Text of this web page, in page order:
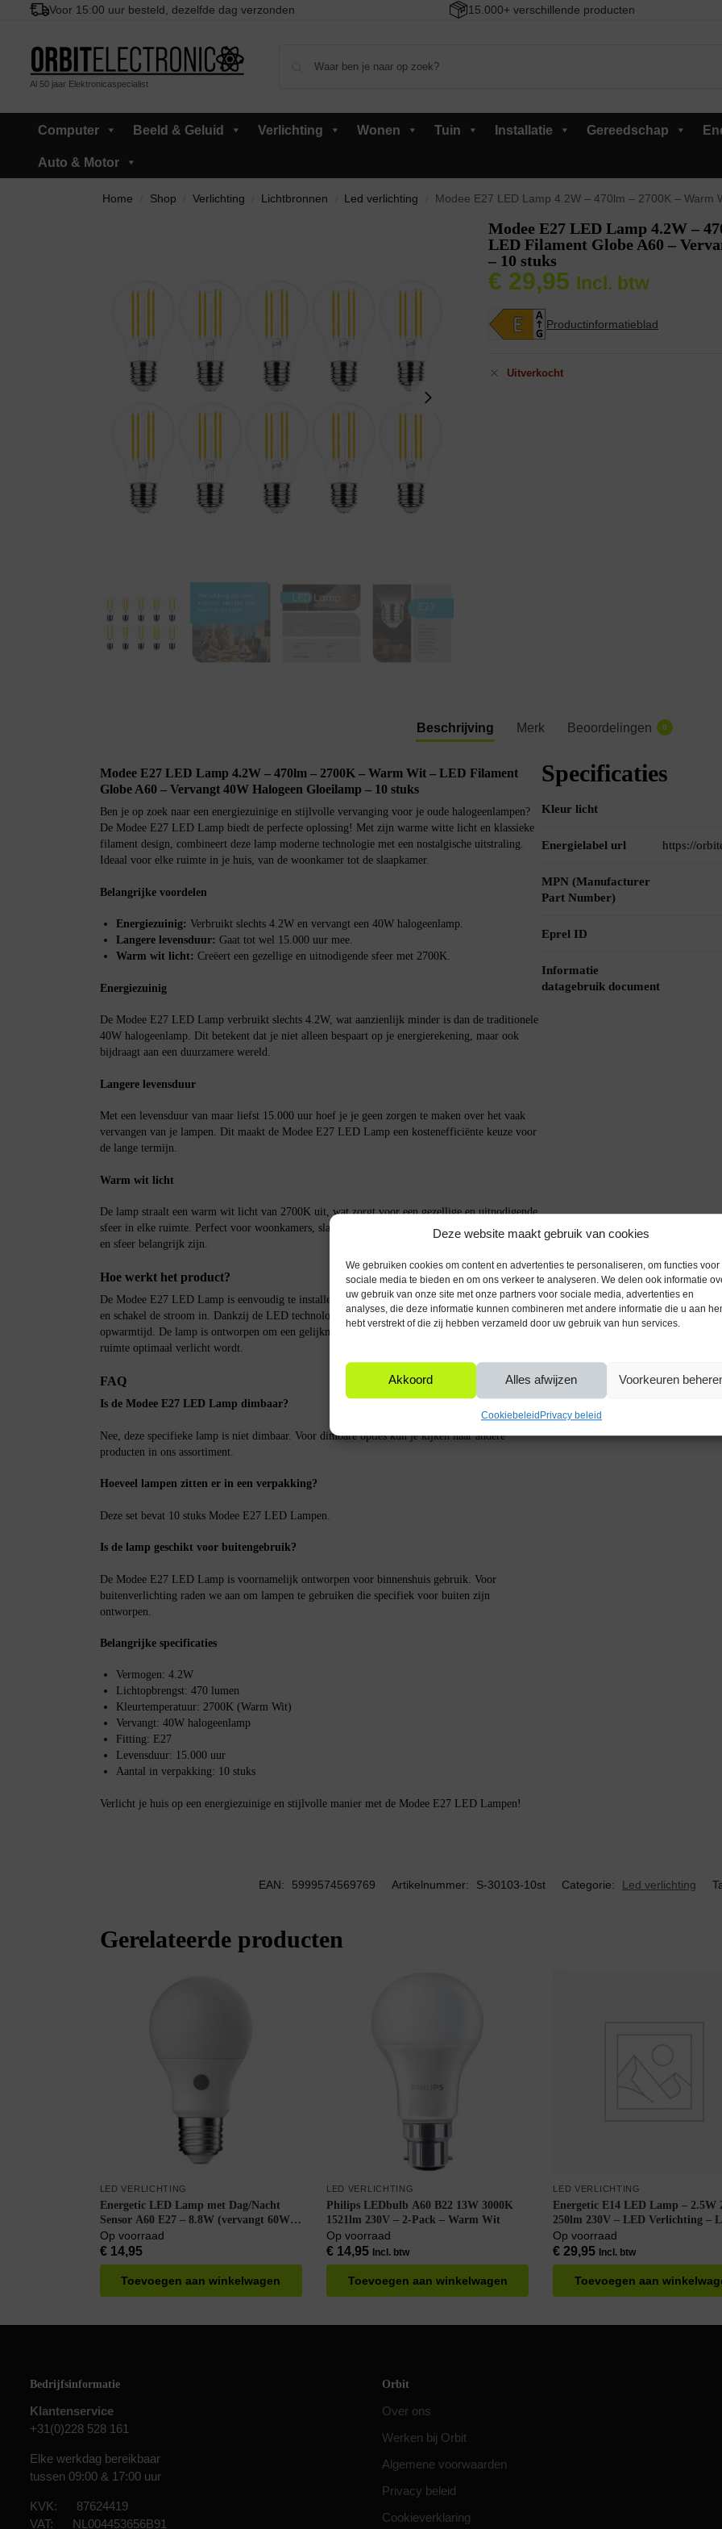
Deze website maakt gebruik van cookies
We gebruiken cookies om content en advertenties te personaliseren, om functies voor
sociale media te bieden en om ons verkeer te analyseren. We delen ook informatie
uw gebruik van onze site met onze partners voor sociale media, advertenties en
analyses, die deze informatie kunnen combineren met andere informatie die u aan
hebt verstrekt of die zij hebben verzameld door uw gebruik van hun services.
Akkoord Alles afwijzen Voorkeuren
Cookiebeleid Privacy beleid
Voor 15:00 uur besteld, dezelfde dag verzonden 15.000+ verschillende producten
Al 50 jaar Elektronicaspecialist
Computer Beeld & Geluid Verlichting Wonen Tuin Installatie Gereedschap
Auto & Motor
Home Shop Verlichting Lichtbronnen Led verlichting Modee E27 LED Lamp 4.2W – 470lm – 2700K – Warm Wit – LED
Modee E27 LED Lamp 4.2W –
LED Filament Globe A60 –
– 10 stuks
€ 29,95 Incl. btw
Productinformatieblad
Uitverkocht
Beschrijving Merk Beoordelingen 0
Modee E27 LED Lamp 4.2W – 470lm – 2700K – Warm Wit – LED Filament
Globe A60 – Vervangt 40W Halogeen Gloeilamp – 10 stuks
Ben je op zoek naar een energiezuinige en stijlvolle vervanging voor je oude halogeenlampen?
De Modee E27 LED Lamp biedt de perfecte oplossing! Met zijn warme witte licht en klassieke
filament design, combineert deze lamp moderne technologie met een nostalgische uitstraling.
Ideaal voor elke ruimte in je huis, van de woonkamer tot de slaapkamer.
Belangrijke voordelen
Energiezuinig: Verbruikt slechts 4.2W en vervangt een 40W halogeenlamp.
Langere levensduur: Gaat tot wel 15.000 uur mee.
Warm wit licht: Creëert een gezellige en uitnodigende sfeer met 2700K.
Energiezuinig
De Modee E27 LED Lamp verbruikt slechts 4.2W, wat aanzienlijk minder is dan de traditionele
40W halogeenlamp. Dit betekent dat je niet alleen bespaart op je energierekening, maar ook
bijdraagt aan een duurzamere wereld.
Langere levensduur
Met een levensduur van maar liefst 15.000 uur hoef je je geen zorgen te maken over het vaak
vervangen van je lampen. Dit maakt de Modee E27 LED Lamp een kostenefficiënte keuze voor
de lange termijn.
Warm wit licht
De lamp straalt een warm wit licht van 2700K uit, wat zorgt voor een gezellige en uitnodigende
sfeer in elke ruimte. Perfect voor woonkamers, slaapkamers en andere leefruimtes waar comfort
en sfeer belangrijk zijn.
Hoe werkt het product?
De Modee E27 LED Lamp is eenvoudig te installeren. Draai de lamp gewoon in een E27 fitting
en schakel de stroom in. Dankzij de LED technologie wordt de lamp direct helder zonder
opwarmtijd. De lamp is ontworpen om een gelijkmatige lichtverdeling te bieden, waardoor je
ruimte optimaal verlicht wordt.
FAQ
Is de Modee E27 LED Lamp dimbaar?
Nee, deze specifieke lamp is niet dimbaar. Voor dimbare opties kun je kijken naar andere
producten in ons assortiment.
Hoeveel lampen zitten er in een verpakking?
Deze set bevat 10 stuks Modee E27 LED Lampen.
Is de lamp geschikt voor buitengebruik?
De Modee E27 LED Lamp is voornamelijk ontworpen voor binnenshuis gebruik. Voor
buitenverlichting raden we aan om lampen te gebruiken die specifiek voor buiten zijn
ontworpen.
Belangrijke specificaties
Vermogen: 4.2W
Lichtopbrengst: 470 lumen
Kleurtemperatuur: 2700K (Warm Wit)
Vervangt: 40W halogeenlamp
Fitting: E27
Levensduur: 15.000 uur
Aantal in verpakking: 10 stuks
Verlicht je huis op een energiezuinige en stijlvolle manier met de Modee E27 LED Lampen!
Specificaties
Kleur licht
Energielabel url https://
MPN (Manufacturer
Part Number)
Eprel ID
Informatie
datagebruik document
EAN: 5999574569769 Artikelnummer: S-30103-10st Categorie: Led verlichting
Gerelateerde producten
LED VERLICHTING
Energetic LED Lamp met Dag/Nacht
Sensor A60 E27 – 8.8W (vervangt 60W)
– 806lm – 2700K – Ø60mm – 220-240V –
Energiezuinig
Op voorraad
€14,95
Toevoegen aan winkelwagen
LED VERLICHTING
Philips LEDbulb A60 B22 13W 3000K
1521lm 230V – 2-Pack – Warm Wit
Op voorraad
€14,95 Incl. btw
Toevoegen aan winkelwagen
LED VERLICHTING
Energetic E14 LED Lamp – 2.5W
250lm 230V – LED Verlichting –
Buislamp T25 – Warm Wit – Per
8 stuks
Op voorraad
€ 29,95 Incl. btw
Toevoegen aan
Bedrijfsinformatie
Klantenservice
+31(0)228 528 161
Elke werkdag bereikbaar
tussen 09:00 & 17:00 uur
KVK: 87624419
VAT: NL004453656B91
Orbit
Over ons
Werken bij Orbit
Algemene voorwaarden
Privacy beleid
Cookieverklaring